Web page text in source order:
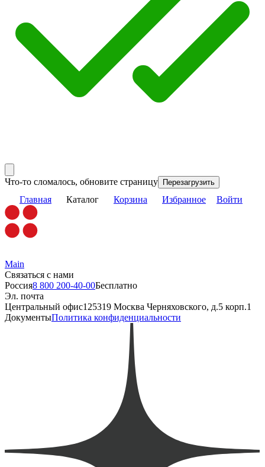
Что-то сломалось, обновите страницу Перезагрузить
Главная Каталог Корзина Избранное Войти
Main
Связаться с нами
Россия8 800 200-40-00Бесплатно
Эл. почта
Центральный офис125319 Москва Черняховского, д.5 корп.1
ДокументыПолитика конфиденциальности